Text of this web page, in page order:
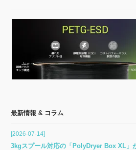
最新情報 & コラム
[2026-07-14]
3kgスプール対応の「PolyDryer Box XL」